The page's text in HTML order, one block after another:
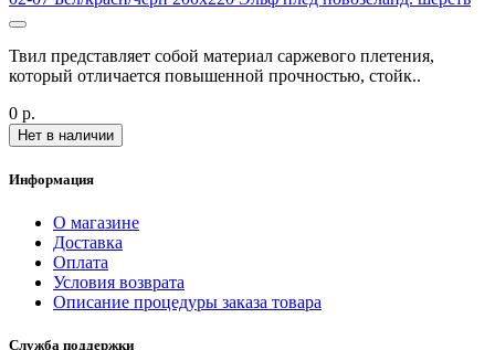
Твил представляет собой материал саржевого плетения,
который отличается повышенной прочностью, стойк..
0 р.
Нет в наличии
Информация
О магазине
Доставка
Оплата
Условия возврата
Описание процедуры заказа товара
Служба поддержки